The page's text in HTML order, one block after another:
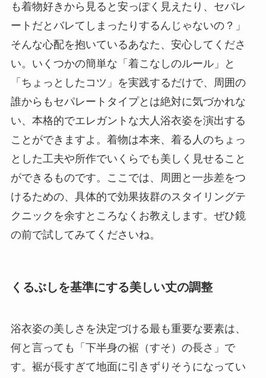
も着物好きから見ると安っぽく見えたり、セパレ
ートだとバレてしまったりするんじゃないの？」
そんな心配を抱いているあなた、安心してくださ
い。いくつかの簡単な「着こなしのルール」と
「ちょっとしたコツ」を実践するだけで、周囲の
誰からもセパレートタイプとは絶対に気づかれな
い、本格的でエレガントな大人浴衣姿を演出する
ことができますよ。着物は本来、着る人のちょっ
とした工夫や所作でいくらでも美しく見せること
ができるものです。ここでは、周囲と一歩差をつ
けるための、具体的で効果抜群のスタイリングテ
クニックを余すところなくお教えします。ぜひ鏡
の前で試してみてくださいね。
くるぶしを基準にする美しい丈の調整
浴衣姿の美しさを決定づける最も重要な要素は、
何と言っても「下半身の裾（すそ）の長さ」で
す。裾が長すぎて地面に引きずりそうになってい